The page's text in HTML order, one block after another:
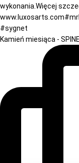
Kamień miesiąca -